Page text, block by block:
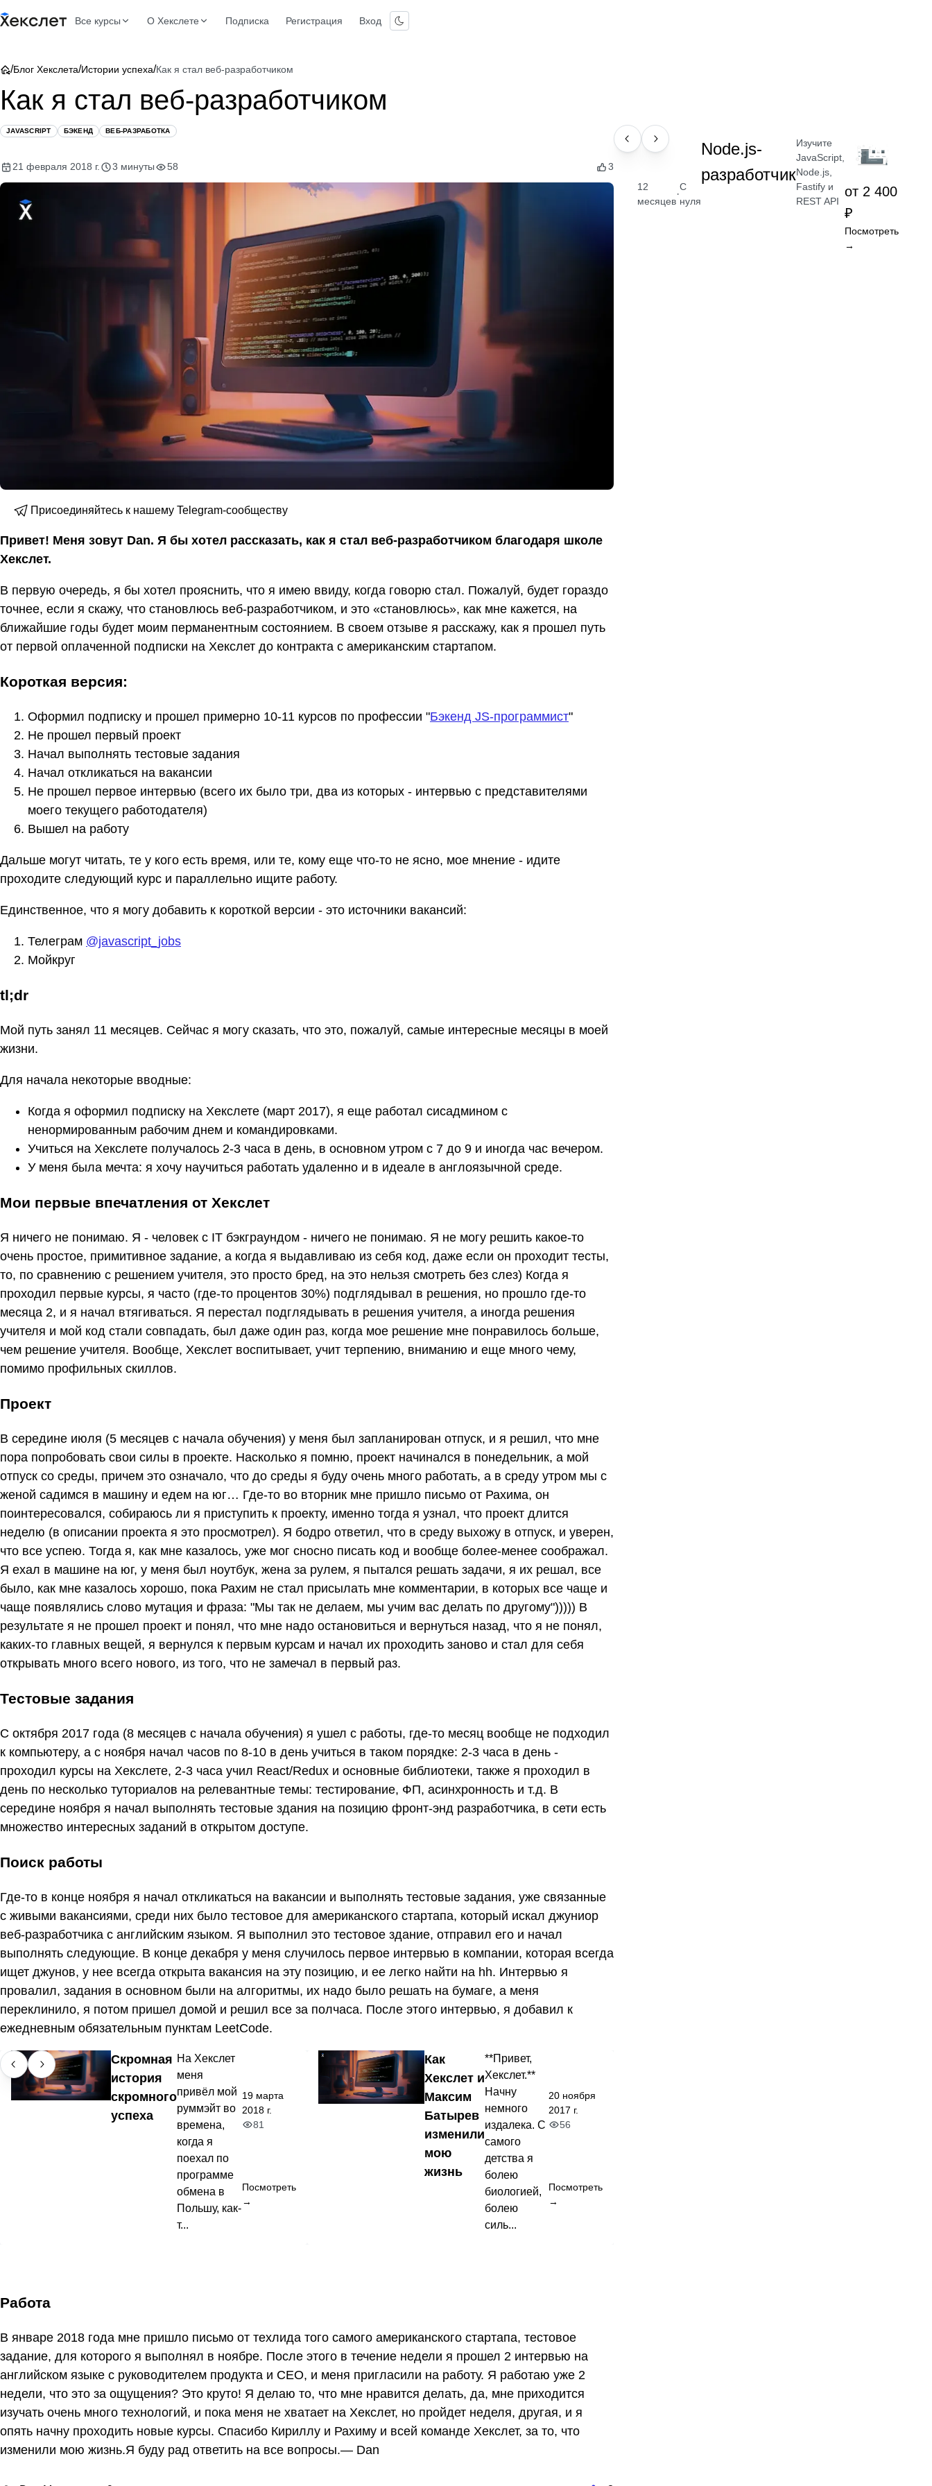
Все курсы О Хекслете Подписка Регистрация Вход
/Блог Хекслета/Истории успеха/Как я стал веб-разработчиком
Как я стал веб-разработчиком
JAVASCRIPT БЭКЕНД ВЕБ-РАЗРАБОТКА
21 февраля 2018 г. 3 минуты 58 3
Присоединяйтесь к нашему Telegram-сообществу
Привет! Меня зовут Dan. Я бы хотел рассказать, как я стал веб-разработчиком благодаря школе
Хекслет.
В первую очередь, я бы хотел прояснить, что я имею ввиду, когда говорю стал. Пожалуй, будет гораздо
точнее, если я скажу, что становлюсь веб-разработчиком, и это «становлюсь», как мне кажется, на
ближайшие годы будет моим перманентным состоянием. В своем отзыве я расскажу, как я прошел путь
от первой оплаченной подписки на Хекслет до контракта с американским стартапом. ​
Короткая версия:
Оформил подписку и прошел примерно 10-11 курсов по профессии "Бэкенд JS-программист"
Не прошел первый проект
Начал выполнять тестовые задания
Начал откликаться на вакансии
Не прошел первое интервью (всего их было три, два из которых - интервью с представителями
моего текущего работодателя)
Вышел на работу
Дальше могут читать, те у кого есть время, или те, кому еще что-то не ясно, мое мнение - идите
проходите следующий курс и параллельно ищите работу.
Единственное, что я могу добавить к короткой версии - это источники вакансий:
Телеграм @javascript_jobs
Мойкруг ​
tl;dr
Мой путь занял 11 месяцев. Сейчас я могу сказать, что это, пожалуй, самые интересные месяцы в моей
жизни.
Для начала некоторые вводные:
Когда я оформил подписку на Хекслете (март 2017), я еще работал сисадмином с
ненормированным рабочим днем и командировками.
Учиться на Хекслете получалось 2-3 часа в день, в основном утром с 7 до 9 и иногда час вечером.
У меня была мечта: я хочу научиться работать удаленно и в идеале в англоязычной среде. ​
Мои первые впечатления от Хекслет
Я ничего не понимаю. Я - человек с IT бэкграундом - ничего не понимаю. Я не могу решить какое-то
очень простое, примитивное задание, а когда я выдавливаю из себя код, даже если он проходит тесты,
то, по сравнению с решением учителя, это просто бред, на это нельзя смотреть без слез) Когда я
проходил первые курсы, я часто (где-то процентов 30%) подглядывал в решения, но прошло где-то
месяца 2, и я начал втягиваться. Я перестал подглядывать в решения учителя, а иногда решения
учителя и мой код стали совпадать, был даже один раз, когда мое решение мне понравилось больше,
чем решение учителя. Вообще, Хекслет воспитывает, учит терпению, вниманию и еще много чему,
помимо профильных скиллов. ​
Проект
В середине июля (5 месяцев с начала обучения) у меня был запланирован отпуск, и я решил, что мне
пора попробовать свои силы в проекте. Насколько я помню, проект начинался в понедельник, а мой
отпуск со среды, причем это означало, что до среды я буду очень много работать, а в среду утром мы с
женой садимся в машину и едем на юг… Где-то во вторник мне пришло письмо от Рахима, он
поинтересовался, собираюсь ли я приступить к проекту, именно тогда я узнал, что проект длится
неделю (в описании проекта я это просмотрел). Я бодро ответил, что в среду выхожу в отпуск, и уверен,
что все успею. Тогда я, как мне казалось, уже мог сносно писать код и вообще более-менее соображал.
Я ехал в машине на юг, у меня был ноутбук, жена за рулем, я пытался решать задачи, я их решал, все
было, как мне казалось хорошо, пока Рахим не стал присылать мне комментарии, в которых все чаще и
чаще появлялись слово мутация и фраза: "Мы так не делаем, мы учим вас делать по другому"))))) В
результате я не прошел проект и понял, что мне надо остановиться и вернуться назад, что я не понял,
каких-то главных вещей, я вернулся к первым курсам и начал их проходить заново и стал для себя
открывать много всего нового, из того, что не замечал в первый раз. ​
Тестовые задания
С октября 2017 года (8 месяцев с начала обучения) я ушел с работы, где-то месяц вообще не подходил
к компьютеру, а с ноября начал часов по 8-10 в день учиться в таком порядке: 2-3 часа в день -
проходил курсы на Хекслете, 2-3 часа учил React/Redux и основные библиотеки, также я проходил в
день по несколько туториалов на релевантные темы: тестирование, ФП, асинхронность и т.д. В
середине ноября я начал выполнять тестовые здания на позицию фронт-энд разработчика, в сети есть
множество интересных заданий в открытом доступе. ​
Поиск работы
Где-то в конце ноября я начал откликаться на вакансии и выполнять тестовые задания, уже связанные
с живыми вакансиями, среди них было тестовое для американского стартапа, который искал джуниор
веб-разработчика с английским языком. Я выполнил это тестовое здание, отправил его и начал
выполнять следующие. В конце декабря у меня случилось первое интервью в компании, которая всегда
ищет джунов, у нее всегда открыта вакансия на эту позицию, и ее легко найти на hh. Интервью я
провалил, задания в основном были на алгоритмы, их надо было решать на бумаге, а меня
переклинило, я потом пришел домой и решил все за полчаса. После этого интервью, я добавил к
ежедневным обязательным пунктам LeetCode.
Скромная
история
скромного
успеха
На Хекслет
меня
привёл мой
руммэйт во
времена,
когда я
поехал по
программе
обмена в
Польшу, как-
т...
19 марта
2018 г.
81
Посмотреть
→
Как
Хекслет и
Максим
Батырев
изменили
мою
жизнь
**Привет,
Хекслет.**
Начну
немного
издалека. С
самого
детства я
болею
биологией,
болею
силь...
20 ноября
2017 г.
56
Посмотреть
→
Работа
В январе 2018 года мне пришло письмо от техлида того самого американского стартапа, тестовое
задание, для которого я выполнял в ноябре. После этого в течение недели я прошел 2 интервью на
английском языке с руководителем продукта и CEO, и меня пригласили на работу. Я работаю уже 2
недели, что это за ощущения? Это круто! Я делаю то, что мне нравится делать, да, мне приходится
изучать очень много технологий, и пока меня не хватает на Хекслет, но пройдет неделя, другая, и я
опять начну проходить новые курсы. Спасибо Кириллу и Рахиму и всей команде Хекслет, за то, что
изменили мою жизнь. ​ Я буду рад ответить на все вопросы. ​ — Dan
ПРОФЕССИЯ
12
месяцев
·
С
нуля
Node.js-
разработчик
Изучите
JavaScript,
Node.js,
Fastify и
REST API
от 2 400
₽
Посмотреть
→